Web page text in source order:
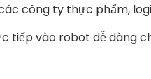
công ty thực phẩm,
tiếp vào robot dễ dàng